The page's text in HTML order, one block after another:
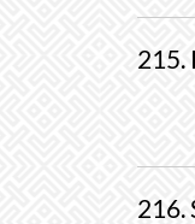
215.
216.